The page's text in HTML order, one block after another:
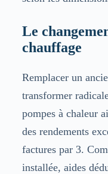
Le
chauffage
Remplacer un
transformer
pompes à chaleur
des rendements
factures par 3.
installée, aides